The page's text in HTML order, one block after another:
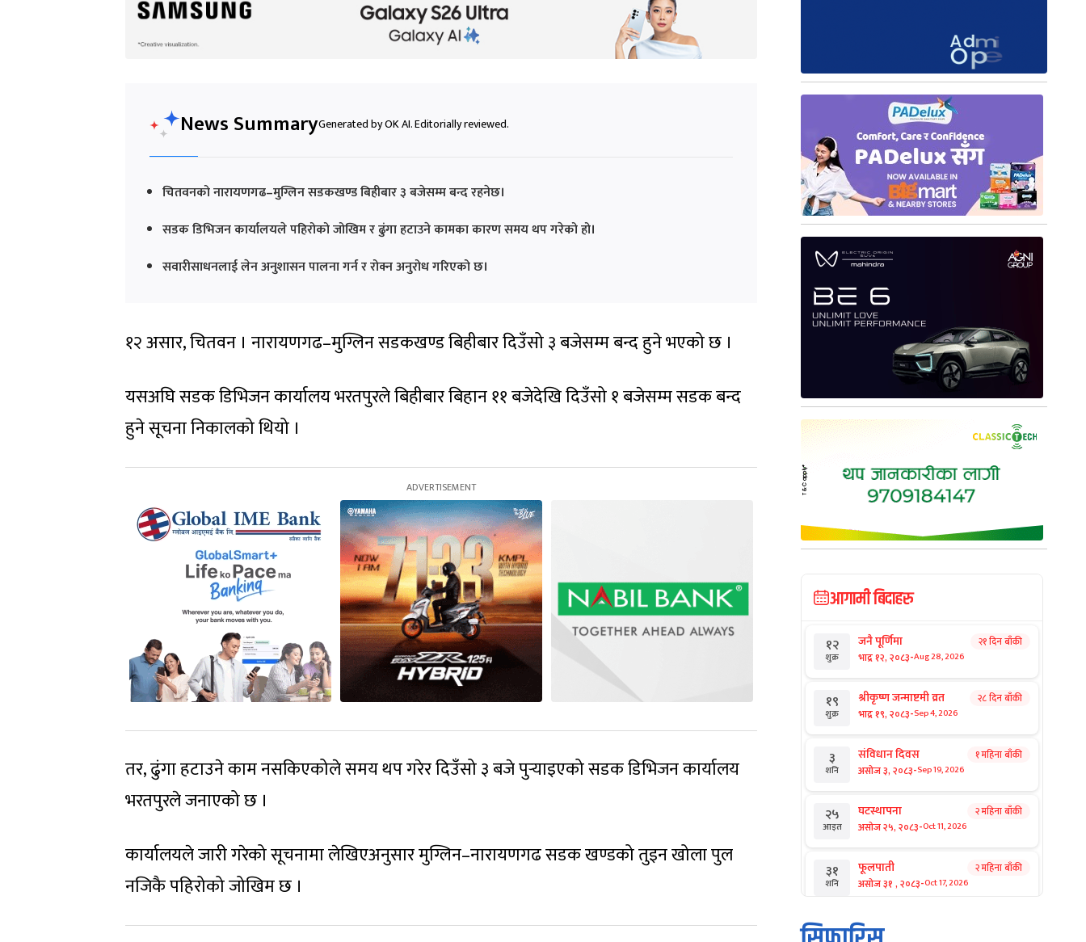
News SummaryGenerated by OK AI. Editorially reviewed.
चितवनको नारायणगढ–मुग्लिन सडकखण्ड बिहीबार ३ बजेसम्म बन्द रहनेछ।
सडक डिभिजन कार्यालयले पहिरोको जोखिम र ढुंगा हटाउने कामका कारण समय थप गरेको हो।
सवारीसाधनलाई लेन अनुशासन पालना गर्न र रोक्न अनुरोध गरिएको छ।
१२ असार, चितवन । नारायणगढ–मुग्लिन सडकखण्ड बिहीबार दिउँसो ३ बजेसम्म बन्द हुने भएको छ ।
यसअघि सडक डिभिजन कार्यालय भरतपुरले बिहीबार बिहान ११ बजेदेखि दिउँसो १ बजेसम्म सडक बन्द
हुने सूचना निकालको थियो ।
तर, ढुंगा हटाउने काम नसकिएकोले समय थप गरेर दिउँसो ३ बजे पुर्‍याइएको सडक डिभिजन कार्यालय
भरतपुरले जनाएको छ ।
कार्यालयले जारी गरेको सूचनामा लेखिएअनुसार मुग्लिन–नारायणगढ सडक खण्डको तुइन खोला पुल
नजिकै पहिरोको जोखिम छ ।
आगामी बिदाहरु
१२
शुक्र
जनै पूर्णिमा
भाद्र १२, २०८३-Aug 28, 2026
२१ दिन बाँकी
१९
शुक्र
श्रीकृष्ण जन्माष्टमी व्रत
भाद्र १९, २०८३-Sep 4, 2026
२८ दिन बाँकी
३
शनि
संविधान दिवस
असोज ३, २०८३-Sep 19, 2026
१ महिना बाँकी
२५
आइत
घटस्थापना
असोज २५, २०८३-Oct 11, 2026
२ महिना बाँकी
३१
शनि
फूलपाती
असोज ३१ , २०८३-Oct 17, 2026
२ महिना बाँकी
१ कार्तिक सङ्क्रान्ति